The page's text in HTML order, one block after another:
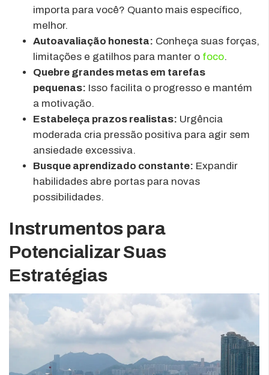
importa para você? Quanto mais específico,
melhor.
Autoavaliação honesta: Conheça suas forças,
limitações e gatilhos para manter o foco.
Quebre grandes metas em tarefas
pequenas: Isso facilita o progresso e mantém
a motivação.
Estabeleça prazos realistas: Urgência
moderada cria pressão positiva para agir sem
ansiedade excessiva.
Busque aprendizado constante: Expandir
habilidades abre portas para novas
possibilidades.
Instrumentos para
Potencializar Suas
Estratégias